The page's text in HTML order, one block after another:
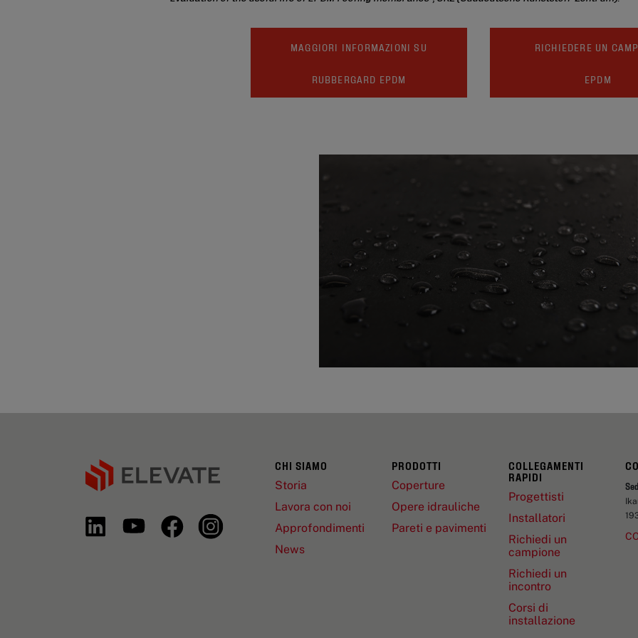
MAGGIORI INFORMAZIONI SU
RUBBERGARD EPDM
RICHIEDERE UN
EPDM
CHI SIAMO
Storia
Lavora con noi
Approfondimenti
News
PRODOTTI
Coperture
Opere idrauliche
Pareti e pavimenti
COLLEGAMENTI
RAPIDI
Progettisti
Installatori
Richiedi un
campione
Richiedi un
incontro
Corsi di
installazione